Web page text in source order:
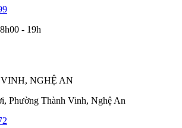
8h00 - 19h
NGHỆ AN
Phường Thành Vinh, Nghệ An